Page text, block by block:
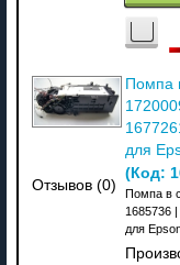
Отзывов (0)
Помпа
для
(Код:
Помпа в
1685736
для